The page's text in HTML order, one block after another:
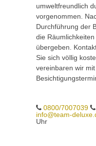
umweltfreundlich
vorgenommen.
Durchführung der
die
übergeben.
Sie sich völlig
vereinbaren wir
0800/7007039
info@team-
Uhr